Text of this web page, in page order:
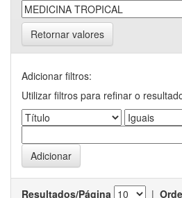
Retornar valores
Adicionar filtros:
Utilizar filtros para refinar o
Resultados/Página |